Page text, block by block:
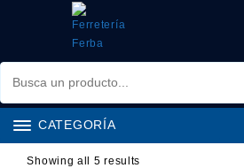
CATEGORÍA
Showing all 5 results